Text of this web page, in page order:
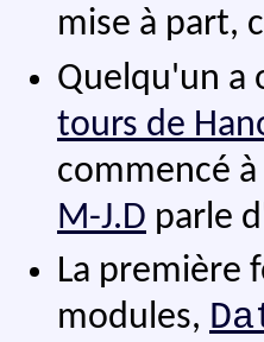
mise à part,
Quelqu'un a
tours de
commencé
M-J.D parle
La première
modules,